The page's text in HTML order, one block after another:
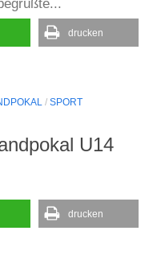
drucken
/ SPORT
U14
drucken